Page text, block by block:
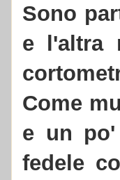
Sono
e l'altra
Come
e un
fedele